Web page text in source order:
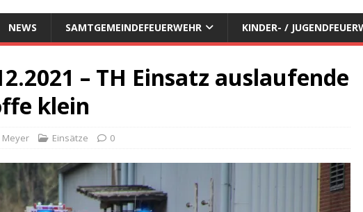
NEWS SAMTGEMEINDEFEUERWEHR KINDER- /
– TH Einsatz auslaufende
klein
Meyer Einsätze 0